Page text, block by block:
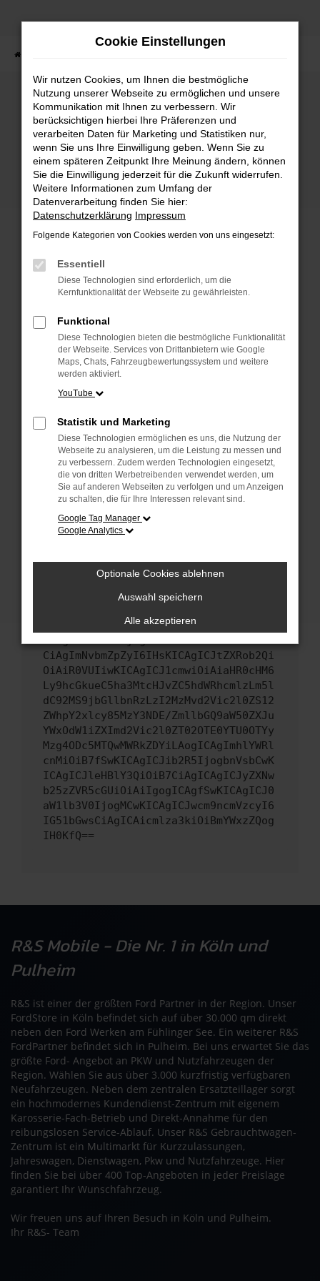
Zum
Fehler: Network Error
Beim Laden ist ein Fehler aufgetreten.
Hier sind ein paar Tipps, die dir helfen können:
Überprüfe deine Firewall und deine
Internetverbindung.
Laden andere Webseiten, zum Beispiel deine
Suchmaschine?
Prüfe deine Browsererweiterungen.
Manche Erweiterungen, wie Werbeblocker,
können das Laden bestimmter Seiten
anderen Browser oder in einem privaten
Fenster?
Starte dein Gerät neu.
Das kann manchmal helfen, vorübergehende
Probleme zu beheben.
Betriebssystem auf dem neuesten Stand
sind.
Veraltete Software birgt nicht nur ein
Sicherheitsrisiko, sondern kann auch dazu
führen, dass bestimmte Funktionen nicht mehr
unterstützt werden.
Wende dich an den Webseitenbetreiber.
hast, kontaktiere uns bitte. Wir werden
versuchen, das Problem zu beheben. Du kannst
uns diesen Text schicken, um uns bei der
Fehlersuche zu unterstützen:
ewogICJuYW1lIjogIk5ldHdvcmtFcnJvciIs
CiAgImNvbmZpZyI6IHsKICAgICJtZXRob2Qi
OiAiR0VUIiwKICAgICJ1cmwiOiAiaHR0cHM6
Ly9hcGkueC5ha3MtcHJvZC5hdWRhcmlzLm5l
dC92MS9jbGllbnRzLzI2MzMvd2Vic2l0ZS12
ZWhpY2xlcy85MzY3NDE/ZmllbGQ9aW50ZXJu
YWxOdW1iZXImd2Vic2l0ZT02OTE0YTU0OTYy
Mzg4ODc5MTQwMWRkZDYiLAogICAgImhlYWRl
cnMiOiB7fSwKICAgICJib2R5IjogbnVsbCwK
ICAgICJleHBlY3QiOiB7CiAgICAgICJyZXNw
b25zZVR5cGUiOiAiIgogICAgfSwKICAgICJ0
aW1lb3V0IjogMCwKICAgICJwcm9ncmVzcyI6
IG51bGwsCiAgICAicmlza3kiOiBmYWxzZQog
IH0KfQ==
R&S Mobile - Die Nr. 1 in Köln und
Pulheim
R&S ist einer der größten Ford Partner in der Region. Unser
FordStore in Köln befindet sich auf über 30.000 qm direkt
neben den Ford Werken am Fühlinger See. Ein weiterer R&S
FordPartner befindet sich in Pulheim. Bei uns erwartet Sie das
größte Ford- Angebot an PKW und Nutzfahrzeugen der
Region. Wählen Sie aus über 3.000 kurzfristig verfügbaren
Neufahrzeugen. Neben dem zentralen Ersatzteillager sorgt
ein hochmodernes Kundendienst-Zentrum mit eigenem
Karosserie-Fach-Betrieb und Direkt-Annahme für den
reibungslosen Service-Ablauf. Unser R&S Gebrauchtwagen-
Zentrum ist ein Multimarkt für Kurzzulassungen,
Jahreswagen, Dienstwagen, Pkw und Nutzfahrzeuge. Hier
finden Sie bei über 400 Top-Angeboten in jeder Preislage
garantiert Ihr Wunschfahrzeug.
Wir freuen uns auf Ihren Besuch in Köln und Pulheim.
Ihr R&S- Team
Cookie Einstellungen
Wir nutzen Cookies, um Ihnen die bestmögliche
Nutzung unserer Webseite zu ermöglichen und unsere
Kommunikation mit Ihnen zu verbessern. Wir
berücksichtigen hierbei Ihre Präferenzen und
verarbeiten Daten für Marketing und Statistiken nur,
wenn Sie uns Ihre Einwilligung geben. Wenn Sie zu
einem späteren Zeitpunkt Ihre Meinung ändern, können
Sie die Einwilligung jederzeit für die Zukunft widerrufen.
Weitere Informationen zum Umfang der
Datenverarbeitung finden Sie hier:
Datenschutzerklärung Impressum
Folgende Kategorien von Cookies werden von uns eingesetzt:
Essentiell
Diese Technologien sind erforderlich, um die
Kernfunktionalität der Webseite zu gewährleisten.
Funktional
Diese Technologien bieten die bestmögliche Funktionalität
der Webseite. Services von Drittanbietern wie Google
Maps, Chats, Fahrzeugbewertungssystem und weitere
werden aktiviert.
YouTube
Statistik und Marketing
Diese Technologien ermöglichen es uns, die Nutzung der
Webseite zu analysieren, um die Leistung zu messen und
zu verbessern. Zudem werden Technologien eingesetzt,
die von dritten Werbetreibenden verwendet werden, um
Sie auf anderen Webseiten zu verfolgen und um Anzeigen
zu schalten, die für Ihre Interessen relevant sind.
Google Tag Manager
Google Analytics
Optionale Cookies ablehnen
Auswahl speichern
Alle akzeptieren